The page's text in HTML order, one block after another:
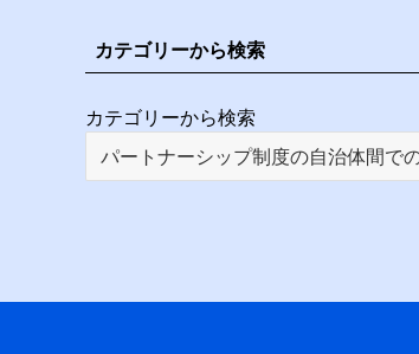
カテゴリーから検索
カテゴリーから検索